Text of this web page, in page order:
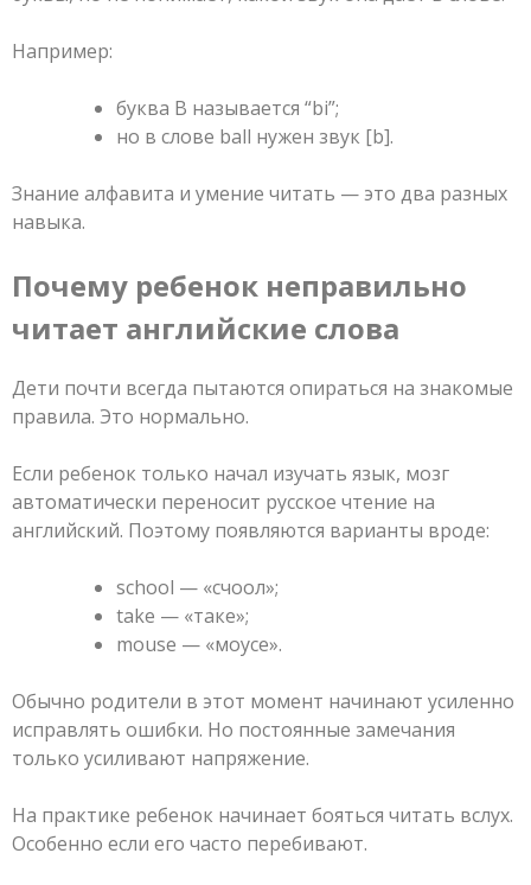
Например:
буква B называется “bi”;
но в слове ball нужен звук [b].
Знание алфавита и умение читать — это два разных
навыка.
Почему ребенок неправильно
читает английские слова
Дети почти всегда пытаются опираться на знакомые
правила. Это нормально.
Если ребенок только начал изучать язык, мозг
автоматически переносит русское чтение на
английский. Поэтому появляются варианты вроде:
school — «счоол»;
take — «таке»;
mouse — «моусе».
Обычно родители в этот момент начинают усиленно
исправлять ошибки. Но постоянные замечания
только усиливают напряжение.
На практике ребенок начинает бояться читать вслух.
Особенно если его часто перебивают.